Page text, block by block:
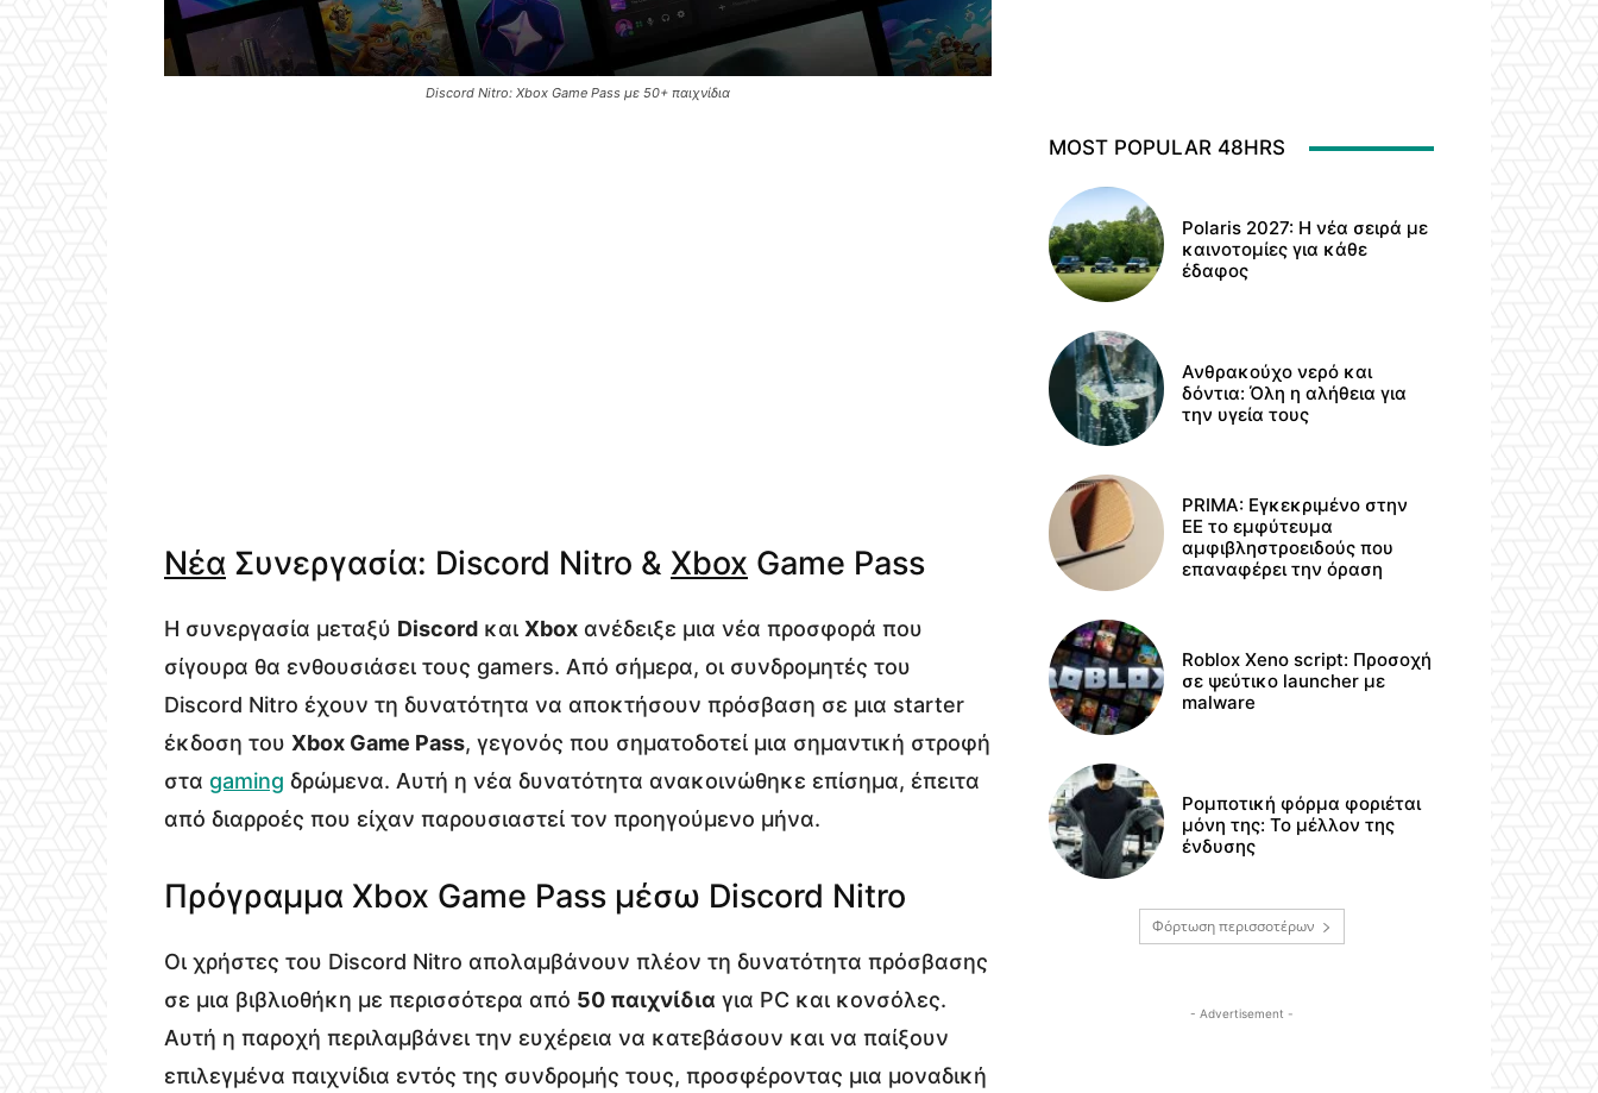
Discord Nitro: Xbox Game Pass με 50+ παιχνίδια
Νέα Συνεργασία: Discord Nitro & Xbox Game Pass
Η συνεργασία μεταξύ Discord και Xbox ανέδειξε μια νέα προσφορά που
σίγουρα θα ενθουσιάσει τους gamers. Από σήμερα, οι συνδρομητές του
Discord Nitro έχουν τη δυνατότητα να αποκτήσουν πρόσβαση σε μια starter
έκδοση του Xbox Game Pass, γεγονός που σηματοδοτεί μια σημαντική στροφή
στα gaming δρώμενα. Αυτή η νέα δυνατότητα ανακοινώθηκε επίσημα, έπειτα
από διαρροές που είχαν παρουσιαστεί τον προηγούμενο μήνα.
Πρόγραμμα Xbox Game Pass μέσω Discord Nitro
Οι χρήστες του Discord Nitro απολαμβάνουν πλέον τη δυνατότητα πρόσβασης
σε μια βιβλιοθήκη με περισσότερα από 50 παιχνίδια για PC και κονσόλες.
Αυτή η παροχή περιλαμβάνει την ευχέρεια να κατεβάσουν και να παίξουν
επιλεγμένα παιχνίδια εντός της συνδρομής τους, προσφέροντας μια μοναδική
MOST POPULAR 48HRS
Polaris 2027: Η νέα σειρά με
καινοτομίες για κάθε
έδαφος
Ανθρακούχο νερό και
δόντια: Όλη η αλήθεια για
την υγεία τους
PRIMA: Εγκεκριμένο στην
ΕΕ το εμφύτευμα
αμφιβληστροειδούς που
επαναφέρει την όραση
Roblox Xeno script: Προσοχή
σε ψεύτικο launcher με
malware
Ρομποτική φόρμα φοριέται
μόνη της: Το μέλλον της
ένδυσης
Φόρτωση περισσοτέρων
- Advertisement -